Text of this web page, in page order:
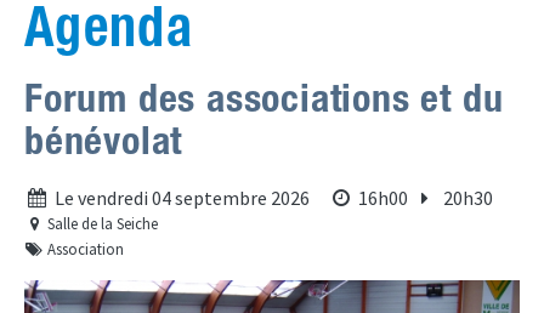
Agenda
Forum des associations et du
bénévolat
Le vendredi 04 septembre 2026 de
16h00 à
20h30
Salle de la Seiche
Association